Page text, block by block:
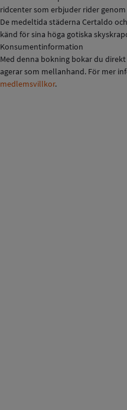
ridcenter som erbjuder rider
De medeltida städerna Certaldo
känd för sina höga gotiska
Konsumentinformation
Med denna bokning bokar du direkt
agerar som mellanhand. För mer
medlemsvillkor.